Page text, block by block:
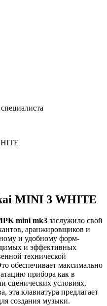
MINI 3 WHITE
mini mk3 заслужило свой
аранжировщиков и
и удобному форм-
и эффективных
технической
обеспечивает максимально
прибора как в
сценических условиях.
эта клавиатура предлагает
создания музыки.